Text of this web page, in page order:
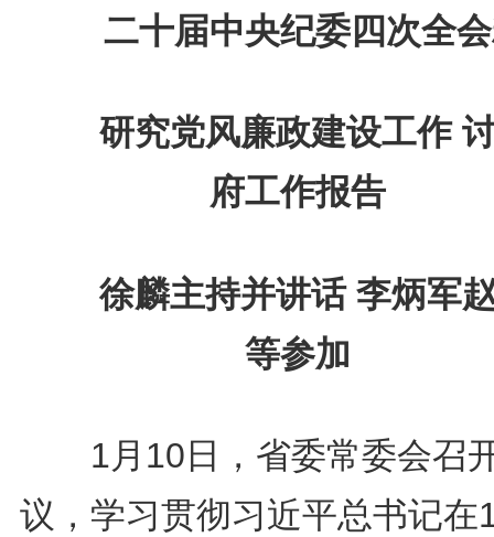
二十届中央纪委四次全会
研究党风廉政建设工作
府工作报告
徐麟主持并讲话 李炳军
等参加
1月10日，省委常委会召
议，学习贯彻习近平总书记在